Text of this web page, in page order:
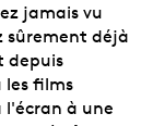
jamais vu
sûrement déjà
depuis
les films
l'écran à une